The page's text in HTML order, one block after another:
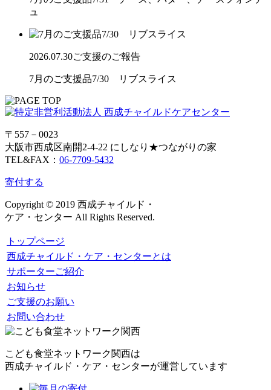
ュ
2026.07.30ご支援のご報告
7月のご支援品7/30 リブスライス
〒557－0023
大阪市西成区南開2-4-22 にしなり★つながりの家
TEL&FAX： 06-7709-5432
寄付する
Copyright © 2019 西成チャイルド・
ケア・センター All Rights Reserved.
トップページ
西成チャイルド・ケア・センターとは
サポーターご紹介
お知らせ
ご支援のお願い
お問い合わせ
こども食堂ネットワーク関西は
西成チャイルド・ケア・センターが運営しています